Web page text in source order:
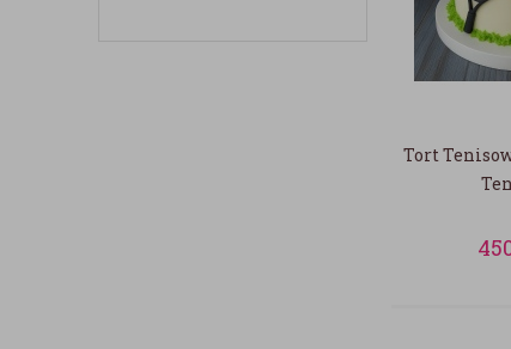
Tort